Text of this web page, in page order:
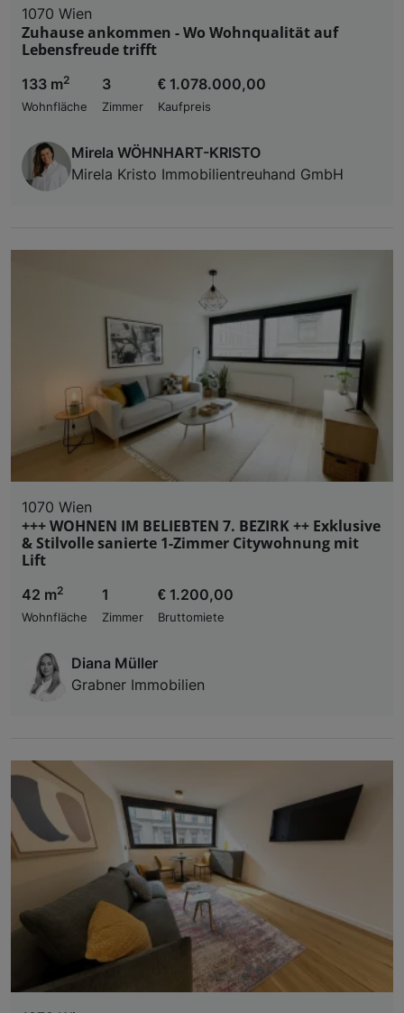
1070 Wien
Zuhause ankommen - Wo Wohnqualität auf
Lebensfreude trifft
133 m2
Wohnfläche
3
Zimmer
€ 1.078.000,00
Kaufpreis
Mirela WÖHNHART-KRISTO
Mirela Kristo Immobilientreuhand GmbH
1070 Wien
+++ WOHNEN IM BELIEBTEN 7. BEZIRK ++ Exklusive
& Stilvolle sanierte 1-Zimmer Citywohnung mit
Lift
42 m2
Wohnfläche
1
Zimmer
€ 1.200,00
Bruttomiete
Diana Müller
Grabner Immobilien